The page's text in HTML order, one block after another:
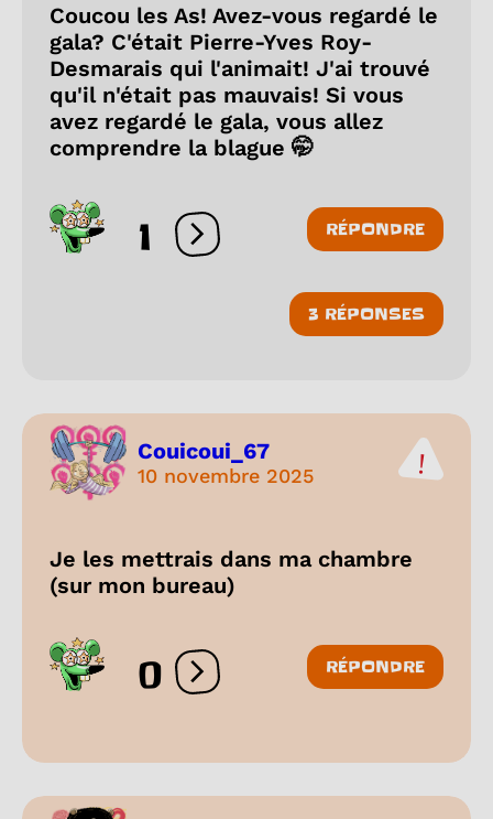
Coucou les As! Avez-vous regardé le
gala? C'était Pierre-Yves Roy-
Desmarais qui l'animait! J'ai trouvé
qu'il n'était pas mauvais! Si vous
avez regardé le gala, vous allez
comprendre la blague 🤭
1 Ouvrir les réactions
RÉPONDRE
3 RÉPONSES
Couicoui_67
10 novembre 2025
Je les mettrais dans ma chambre
(sur mon bureau)
0 Ouvrir les réactions
RÉPONDRE